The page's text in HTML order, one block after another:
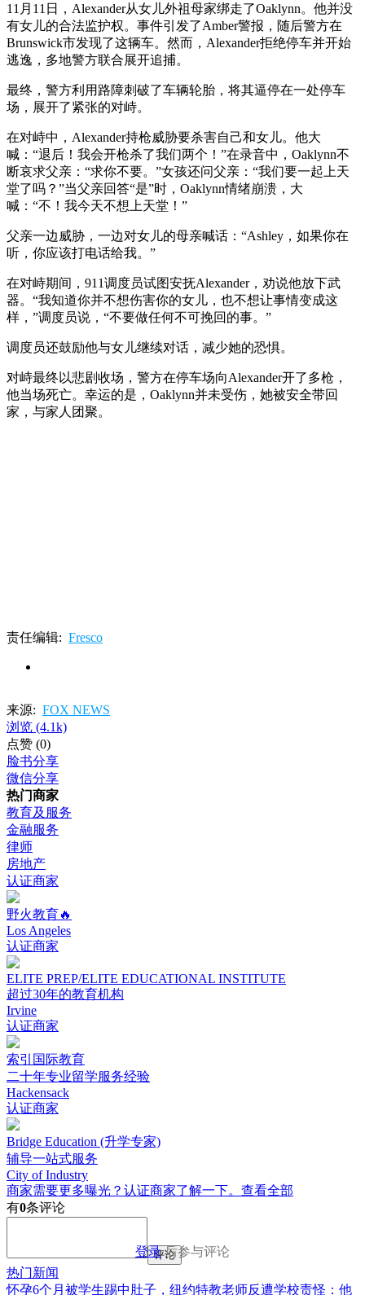
11月11日，Alexander从女儿外祖母家绑走了Oaklynn。他并没
有女儿的合法监护权。事件引发了Amber警报，随后警方在
Brunswick市发现了这辆车。然而，Alexander拒绝停车并开始
逃逸，多地警方联合展开追捕。
最终，警方利用路障刺破了车辆轮胎，将其逼停在一处停车
场，展开了紧张的对峙。
在对峙中，Alexander持枪威胁要杀害自己和女儿。他大
喊：“退后！我会开枪杀了我们两个！”在录音中，Oaklynn不
断哀求父亲：“求你不要。”女孩还问父亲：“我们要一起上天
堂了吗？”当父亲回答“是”时，Oaklynn情绪崩溃，大
喊：“不！我今天不想上天堂！”
父亲一边威胁，一边对女儿的母亲喊话：“Ashley，如果你在
听，你应该打电话给我。”
在对峙期间，911调度员试图安抚Alexander，劝说他放下武
器。“我知道你并不想伤害你的女儿，也不想让事情变成这
样，”调度员说，“不要做任何不可挽回的事。”
调度员还鼓励他与女儿继续对话，减少她的恐惧。
对峙最终以悲剧收场，警方在停车场向Alexander开了多枪，
他当场死亡。幸运的是，Oaklynn并未受伤，她被安全带回
家，与家人团聚。
责任编辑: Fresco
来源: FOX NEWS
浏览 (4.1k)
点赞 (0)
脸书分享
微信分享
热门商家
教育及服务
金融服务
律师
房地产
认证商家
野火教育🔥
Los Angeles
认证商家
ELITE PREP/ELITE EDUCATIONAL INSTITUTE
超过30年的教育机构
Irvine
认证商家
索引国际教育
二十年专业留学服务经验
Hackensack
认证商家
Bridge Education (升学专家)
辅导一站式服务
City of Industry
商家需要更多曝光？认证商家了解一下。 查看全部
有0条评论
登录后参与评论
评论
热门新闻
怀孕6个月被学生踢中肚子，纽约特教老师反遭学校责怪：他